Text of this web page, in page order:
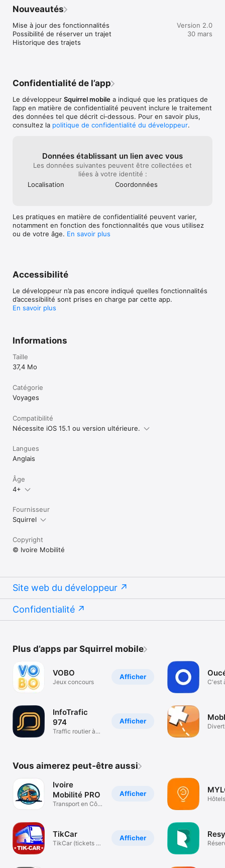
- Réserver ou choisir de régler directement en gare.
- Recevoir vos billets numériques avec QR Code, toujours
disponibles dans l’app.
- Gérer vos trajets : consultez vos réservations à venir et
accédez à l’historique de vos voyages.
- Gérer votre compte facilement : profil, email, téléphone, mot
Ivoire Mobilité vous accompagne partout et rend vos
déplacements plus simples, rapides et accessibles.
Nouveautés
Mise à jour des fonctionnalités
Possibilité de réserver un trajet
Historique des trajets
Version 2.0
30 mars
Confidentialité de l’app
Le développeur Squirrel mobile a indiqué que les pratiques de
l’app en matière de confidentialité peuvent inclure le traitement
des données tel que décrit ci‑dessous. Pour en savoir plus,
consultez la politique de confidentialité du développeur.
Données établissant un lien avec vous
Les données suivantes peuvent être collectées et
liées à votre identité :
Localisation
Coordonnées
Les pratiques en matière de confidentialité peuvent varier,
notamment en fonction des fonctionnalités que vous utilisez
ou de votre âge. En savoir plus
Accessibilité
Le développeur n’a pas encore indiqué quelles fonctionnalités
d’accessibilité sont prises en charge par cette app.
En savoir plus
Informations
Taille
37,4 Mo
Catégorie
Voyages
Compatibilité
Nécessite iOS 15.1 ou version ultérieure.
Langues
Anglais
Âge
4+
Fournisseur
Squirrel
Copyright
© Ivoire Mobilité
Site web du développeur
Confidentialité
Plus d’apps par Squirrel mobile
Afficher
VOBO
Jeux concours
Afficher
InfoTrafic
974
Traffic routier à
C'est
Vous aimerez peut-être aussi
Afficher
Ivoire
Mobilité PRO
Transport en Côte
Afficher
TikCar
TikCar (tickets de